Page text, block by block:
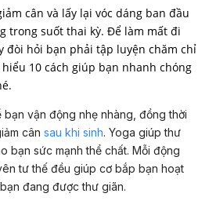
cân và lấy lại vóc dáng ban đầu
trong suốt thai kỳ. Để làm mất đi
đòi hỏi bạn phải tập luyện chăm chỉ
10 cách giúp bạn nhanh chóng
bạn vận động nhẹ nhàng, đồng thời
cân sau khi sinh. Yoga giúp thư
bạn sức mạnh thể chất. Mỗi động
tư thế đều giúp cơ bắp bạn hoạt
đang được thư giãn.